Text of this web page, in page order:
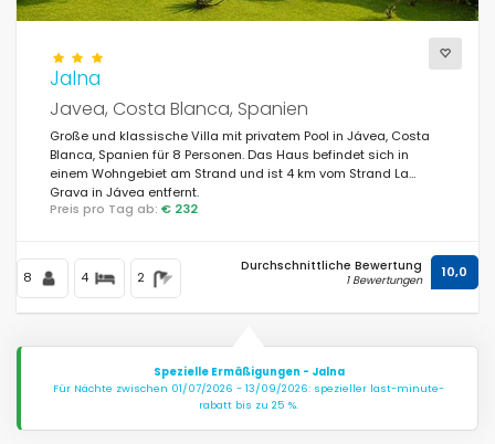
Jalna
Javea, Costa Blanca, Spanien
Große und klassische Villa mit privatem Pool in Jávea, Costa
Blanca, Spanien für 8 Personen. Das Haus befindet sich in
einem Wohngebiet am Strand und ist 4 km vom Strand La
Grava in Jávea entfernt.
Preis pro Tag ab: € 232
8 4 2
Durchschnittliche Bewertung
1 Bewertungen 10,0
Spezielle Ermäßigungen - Jalna
Für Nächte zwischen 01/07/2026 - 13/09/2026: spezieller last-minute-
rabatt bis zu 25 %.